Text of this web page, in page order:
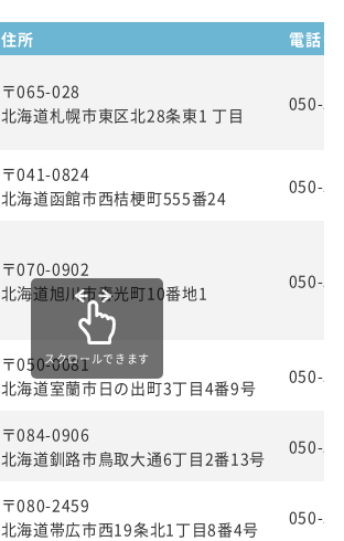
住所 電話
〒065-028
北海道札幌市東区北28条東1 丁目
050-
〒041-0824
北海道函館市西桔梗町555番24
050-
〒070-0902
北海道旭川市春光町10番地1
050-
〒050-0081
北海道室蘭市日の出町3丁目4番9号
050-
〒084-0906
北海道釧路市鳥取大通6丁目2番13号
050-
〒080-2459
北海道帯広市西19条北1丁目8番4号
050-
スクロールできます